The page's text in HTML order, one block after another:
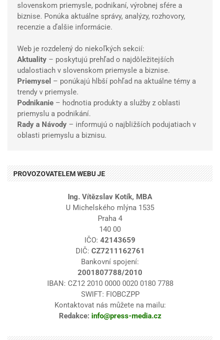
slovenskom priemysle, podnikaní, výrobnej sfére a
biznise. Ponúka aktuálne správy, analýzy, rozhovory,
recenzie a ďalšie informácie.
Web je rozdelený do niekoľkých sekcií:
Aktuality – poskytujú prehľad o najdôležitejších
udalostiach v slovenskom priemysle a biznise.
Priemysel – ponúkajú hlbší pohľad na aktuálne témy a
trendy v priemysle.
Podnikanie – hodnotia produkty a služby z oblasti
priemyslu a podnikání.
Rady a Návody – informujú o najbližších podujatiach v
oblasti priemyslu a biznisu.
PROVOZOVATELEM WEBU JE
Ing. Vítězslav Kotík, MBA
U Michelského mlýna 1535
Praha 4
140 00
IČO: 42143659
DIČ: CZ7211162761
Bankovní spojení:
2001807788/2010
IBAN: CZ12 2010 0000 0020 0180 7788
SWIFT: FIOBCZPP
Kontaktovat nás můžete na mailu:
Redakce: info@press-media.cz